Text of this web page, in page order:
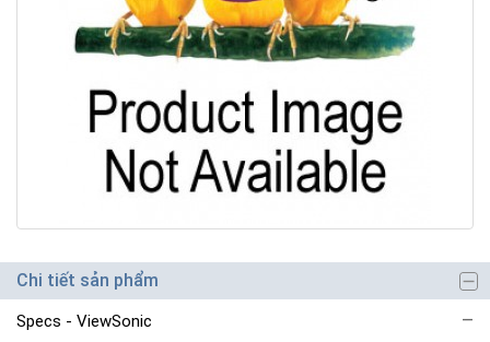
Chi tiết sản phẩm
Specs - ViewSonic